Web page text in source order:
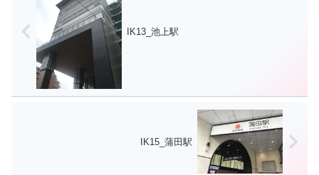
IK13_池上駅
IK15_蒲田駅